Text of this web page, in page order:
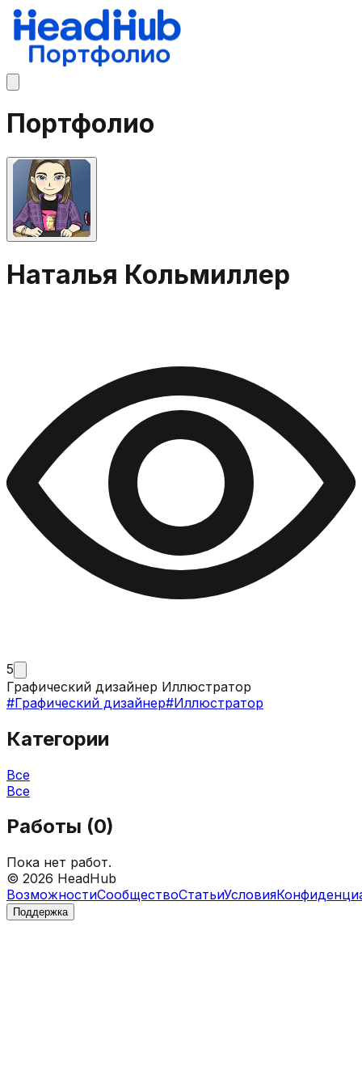
Портфолио
Наталья Кольмиллер
5
Графический дизайнер Иллюстратор
#Графический дизайнер#Иллюстратор
Категории
Все
Все
Работы (0)
Пока нет работ.
© 2026 HeadHub
ВозможностиСообществоСтатьиУсловия
Поддержка